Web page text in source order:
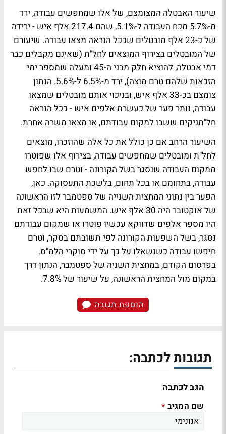
שיעור האבטלה המצומצם, של אלו שמחפשים עבודה, ירד
מ-5.7% מכח העבודה ל-5.1%, שהם 217.4 אלף איש - ירידה
של כ-23 אלף מובטלים שככל הנראה מצאו עבודה. שיעורם
של המובטלים בצירוף המוצאים לחל"ת (שאינם מקבלים כבר
דמי אבטלה, להוציא חלק מבני ה-45 ומעלה שמספר ימי
הזכאות שלהם טרם מוצה), ירד מ-6.5% ל-5.6%. הנתון
צומצם בכ-33 אלף איש, ובניכוי אותם מובטלים שמצאו
עבודה, נותר פער של כעשרת אלפים איש - ככל הנראה
חל"תניקים ששבו למקום עבודתם, או מצאו משרה אחרת.
השיעור הרחב אם כן כולל את כל אלה שהוזכרו, מוצאים
לחל"ת ומובטלים שמחפשים עבודה, בצירוף אלו שפוטרו
ממקום העבודה שנסגר בשל הקורונה - וטרם שבו לחפש
עבודה, בתחומם או בכל תחום, בלשכת התעסוקה. כאן,
הפער בין נתוני המחצית השנייה של ספטמבר לזו הראשונה
של אוקטובר היה 30 אלף איש. המשמעות היא שבכל זאת
היו מספר אלפים שדווקא עכשיו פוטרו או שמקום עבודתם
נסגר, בשל השפעות הקורונה לפי תשובתם בסקר, וטרם
חיפשו עבודה כשנשאלו על כך על ידי סוקרי הלמ"ס.
בפרסום הקודם, במחצית השניה של ספטמבר, הנתון דרך
במקום מול המחצית הראשונה, על שיעור של 7.8%.
הוספת תגובה
תגובות לכתבה:
הגב לכתבה
שם המגיב *